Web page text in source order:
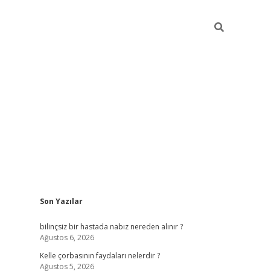
Sidebar
Son Yazılar
bilinçsiz bir hastada nabız nereden alınır ?
Ağustos 6, 2026
Kelle çorbasının faydaları nelerdir ?
Ağustos 5, 2026
vdcasino güncel giriş